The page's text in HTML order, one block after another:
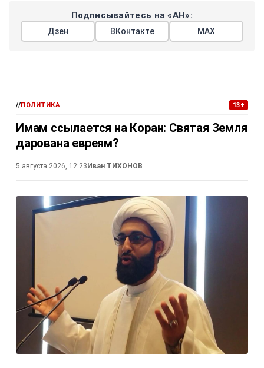
Подписывайтесь на «АН»:
Дзен ВКонтакте МАХ
//ПОЛИТИКА 13+
Имам ссылается на Коран: Святая Земля
дарована евреям?
5 августа 2026, 12:23 Иван ТИХОНОВ